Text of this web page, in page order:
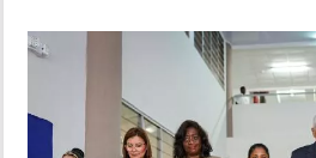
SHOW
DEPORTES